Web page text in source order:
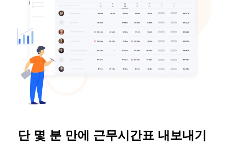
단 몇 분 만에 근무시간표 내보내기